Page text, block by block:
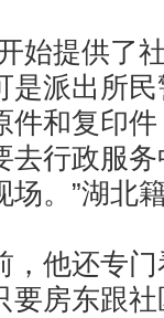
始提供了
是派出所
件和复印
去行政服
。”湖北
，他还专
要房东跟